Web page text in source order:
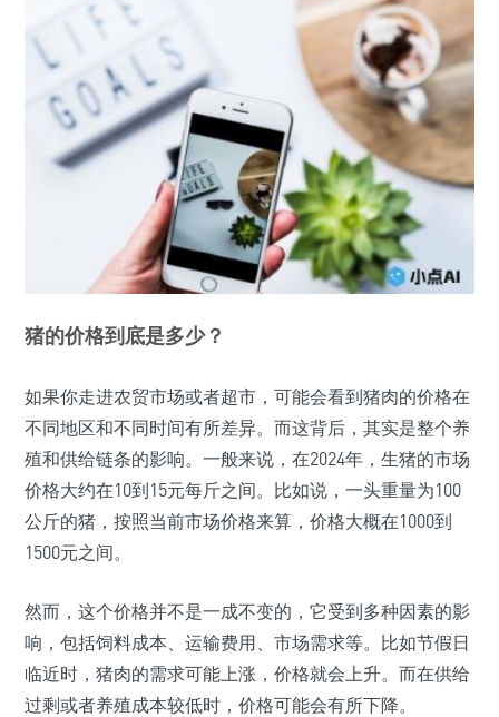
猪的价格到底是多少？
如果你走进农贸市场或者超市，可能会看到猪肉的价格在
不同地区和不同时间有所差异。而这背后，其实是整个养
殖和供给链条的影响。一般来说，在2024年，生猪的市场
价格大约在10到15元每斤之间。比如说，一头重量为100
公斤的猪，按照当前市场价格来算，价格大概在1000到
1500元之间。
然而，这个价格并不是一成不变的，它受到多种因素的影
响，包括饲料成本、运输费用、市场需求等。比如节假日
临近时，猪肉的需求可能上涨，价格就会上升。而在供给
过剩或者养殖成本较低时，价格可能会有所下降。